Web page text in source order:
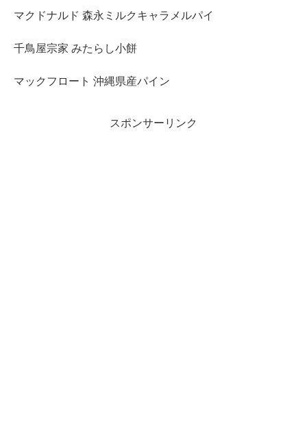
マクドナルド 森永ミルクキャラメルパイ
千鳥屋宗家 みたらし小餅
マックフロート 沖縄県産パイン
スポンサーリンク